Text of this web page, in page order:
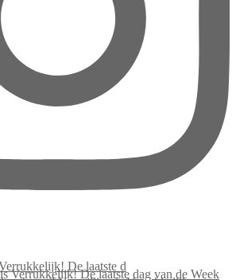
De laatste d